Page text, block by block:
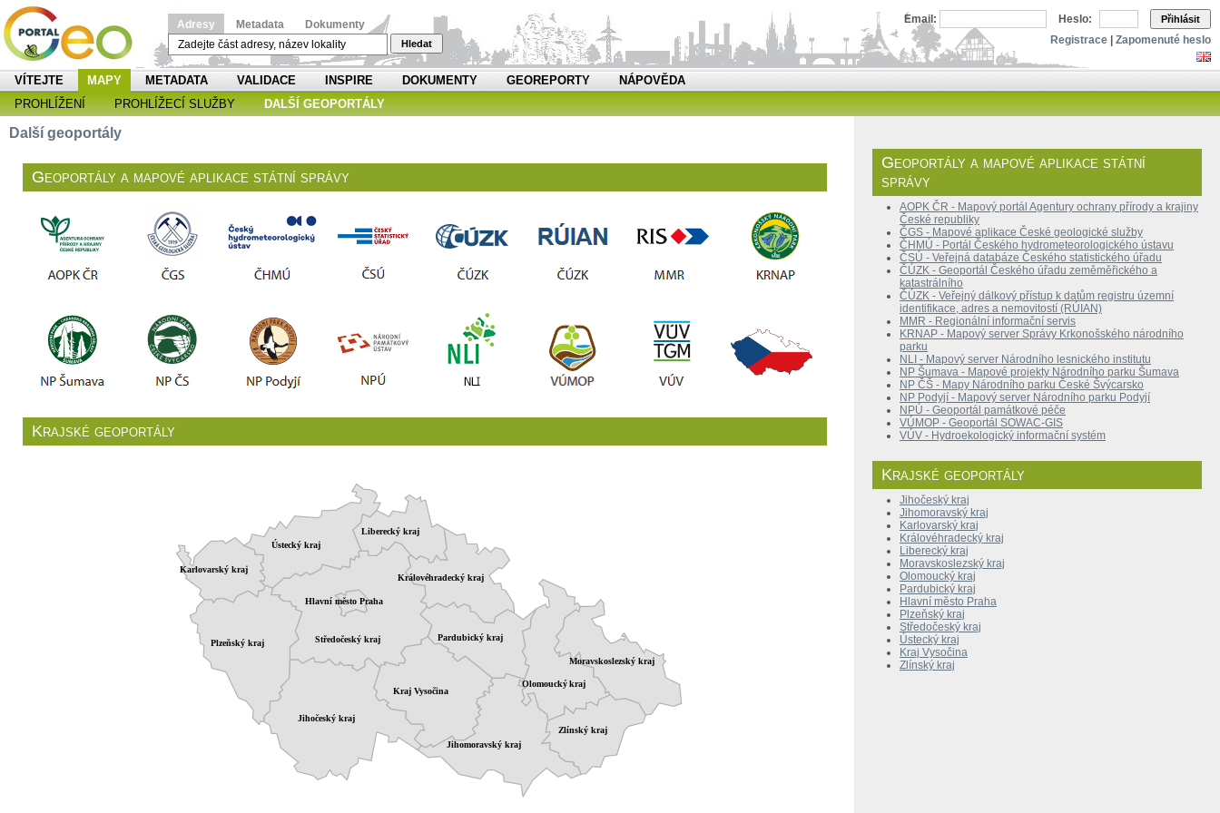
Adresy Metadata Dokumenty
Hledat
Email: Heslo: Přihlásit
Registrace Zapomenuté heslo
VÍTEJTE MAPY METADATA VALIDACE INSPIRE DOKUMENTY GEOREPORTY
NÁPOVĚDA
PROHLÍŽENÍ
PROHLÍŽECÍ SLUŽBY DALŠÍ GEOPORTÁLY
Další geoportály
Geoportály a mapové aplikace státní správy
Krajské geoportály
Jihočeský kraj
Středočeský kraj
Plzeňský kraj
Kraj Vysočina
Ústecký kraj
Jihomoravský kraj
Zlínský kraj
Olomoucký kraj
Pardubický kraj
Liberecký kraj
Karlovarský kraj
Moravskoslezský kraj
Královéhradecký kraj
Hlavní město Praha
Geoportály a mapové aplikace státní
správy
AOPK ČR - Mapový portál Agentury ochrany přírody a krajiny
České republiky
ČGS - Mapové aplikace České geologické služby
ČHMÚ - Portál Českého hydrometeorologického ústavu
ČSÚ - Veřejná databáze Českého statistického úřadu
ČÚZK - Geoportál Českého úřadu zeměměřického a
katastrálního
ČÚZK - Veřejný dálkový přístup k datům registru územní
identifikace, adres a nemovitostí (RÚIAN)
MMR - Regionální informační servis
KRNAP - Mapový server Správy Krkonošského národního
parku
NLI - Mapový server Národního lesnického institutu
NP Šumava - Mapové projekty Národního parku Šumava
NP ČŠ - Mapy Národního parku České Švýcarsko
NP Podyjí - Mapový server Národního parku Podyjí
NPÚ - Geoportál památkové péče
VÚMOP - Geoportál SOWAC-GIS
VÚV - Hydroekologický informační systém
Krajské geoportály
Jihočeský kraj
Jihomoravský kraj
Karlovarský kraj
Královéhradecký kraj
Liberecký kraj
Moravskoslezský kraj
Olomoucký kraj
Pardubický kraj
Hlavní město Praha
Plzeňský kraj
Středočeský kraj
Ústecký kraj
Kraj Vysočina
Zlínský kraj